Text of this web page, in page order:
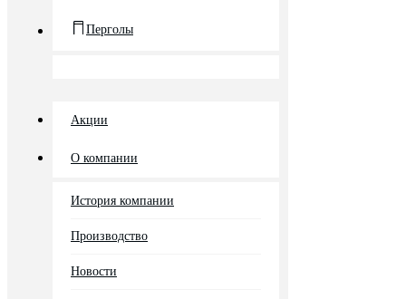
Перголы
Акции
О компании
История компании
Производство
Новости